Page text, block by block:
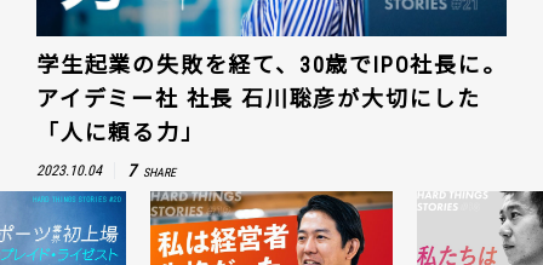
学生起業の失敗を経て、30歳でIPO社長に。
アイデミー社 社長 石川聡彦が大切にした
「人に頼る力」
2023.10.04 7 SHARE